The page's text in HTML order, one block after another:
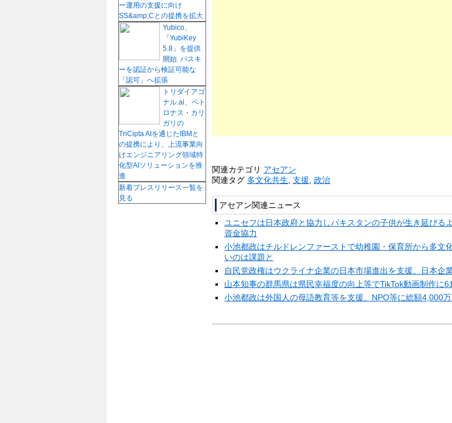
関連カテゴリ アセアン
関連タグ 多文化共生 支援 政治
アセアン関連ニュース
ユニセフは日本政府と協力しパキスタンの子供が生き延びる
資金協力
小池都政はチルドレンファーストで幼稚園・保育所から多文
いのは課題と
自民党政権はウクライナ企業の日本市場進出を支援、日本企
山本知事の群馬県は県民幸福度の向上等でTikTok動画制作に
小池都政は外国人の母語教育等を支援、NPO等に総額4,000
ー運用の支援に向け
SS&amp;Cとの提携を拡大
Yubico、
「YubiKey
5.8」を提供
開始 パスキ
ーを認証から検証可能な
「認可」へ拡張
トリダイアゴ
ナル.ai、ペト
ロナス・カリ
ガリの
TriCipta AIを通じたIBMと
の提携により、上流事業向
けエンジニアリング領域特
化型AIソリューションを推
進
新着プレスリリース一覧を
見る